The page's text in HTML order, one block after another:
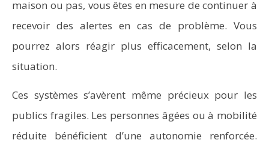
maison ou pas, vous êtes en mesure de continuer à
recevoir des alertes en cas de problème. Vous
pourrez alors réagir plus efficacement, selon la
situation.
Ces systèmes s’avèrent même précieux pour les
publics fragiles. Les personnes âgées ou à mobilité
réduite bénéficient d’une autonomie renforcée.